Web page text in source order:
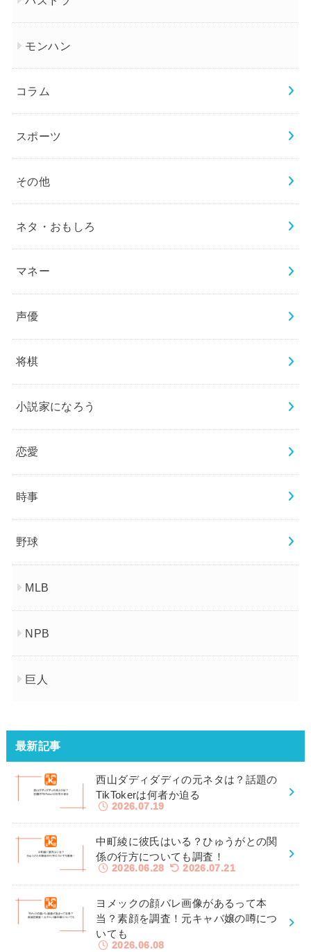
モンハン
コラム
スポーツ
その他
ネタ・おもしろ
マネー
声優
将棋
小説家になろう
恋愛
時事
野球
MLB
NPB
巨人
最新記事
西山ダディダディの元ネタは？話題の
TikTokerは何者か迫る
2026.07.19
中町綾に彼氏はいる？ひゅうがとの関
係の行方についても調査！
2026.06.28 2026.07.21
ヨメックの顔バレ画像があるって本
当？素顔を調査！元キャバ嬢の噂につ
いても
2026.06.08